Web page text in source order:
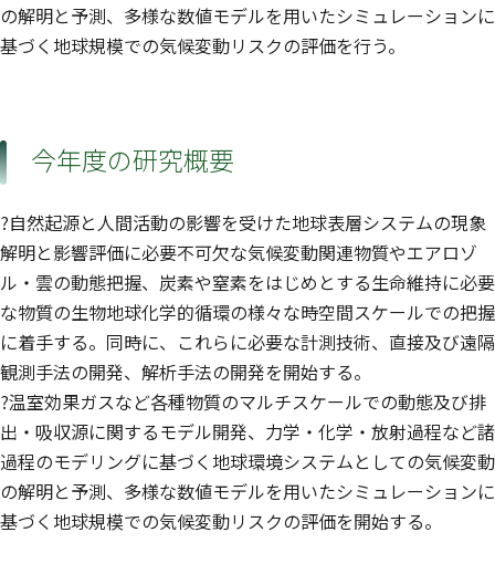
の解明と予測、多様な数値モデルを用いたシミュレーションに
基づく地球規模での気候変動リスクの評価を行う。
今年度の研究概要
?自然起源と人間活動の影響を受けた地球表層システムの現象
解明と影響評価に必要不可欠な気候変動関連物質やエアロゾ
ル・雲の動態把握、炭素や窒素をはじめとする生命維持に必要
な物質の生物地球化学的循環の様々な時空間スケールでの把握
に着手する。同時に、これらに必要な計測技術、直接及び遠隔
観測手法の開発、解析手法の開発を開始する。
?温室効果ガスなど各種物質のマルチスケールでの動態及び排
出・吸収源に関するモデル開発、力学・化学・放射過程など諸
過程のモデリングに基づく地球環境システムとしての気候変動
の解明と予測、多様な数値モデルを用いたシミュレーションに
基づく地球規模での気候変動リスクの評価を開始する。